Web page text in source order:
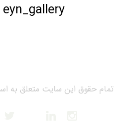
تمام حقوق این سایت متعلق به
eyn_gallery